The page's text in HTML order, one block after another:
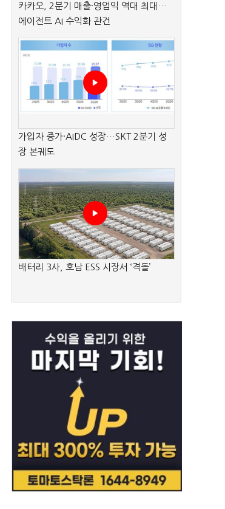
카카오, 2분기 매출·영업익 역대 최대…
에이전트 AI 수익화 관건
가입자 증가·AIDC 성장…SKT 2분기 성
장 본궤도
배터리 3사, 호남 ESS 시장서 ‘격돌’